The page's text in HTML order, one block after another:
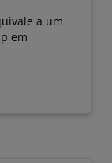
a um
em